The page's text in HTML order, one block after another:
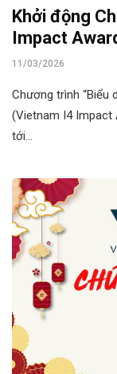
Khởi động
Impact
thành tựu
11/03/2026
Chương trình
(Vietnam I4 Impact
tới…